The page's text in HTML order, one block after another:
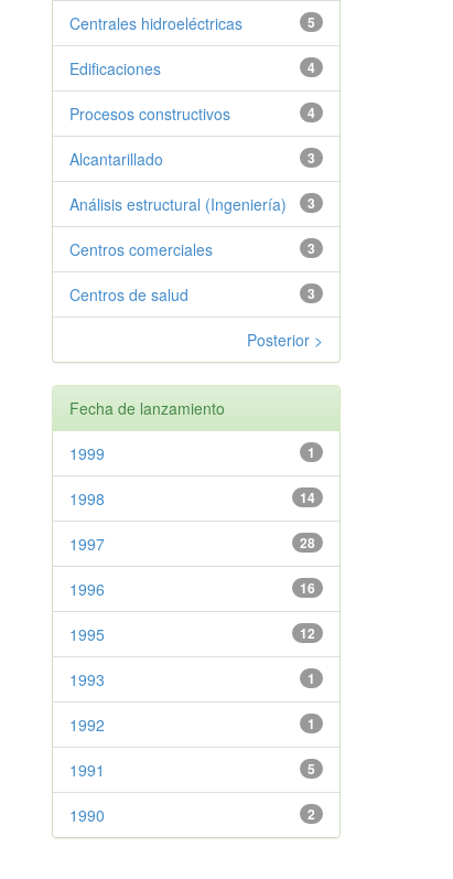
5
Centrales hidroeléctricas
4
Edificaciones
4
Procesos constructivos
3
Alcantarillado
3
Análisis estructural (Ingeniería)
3
Centros comerciales
3
Centros de salud
Posterior >
Fecha de lanzamiento
1
1999
14
1998
28
1997
16
1996
12
1995
1
1993
1
1992
5
1991
2
1990